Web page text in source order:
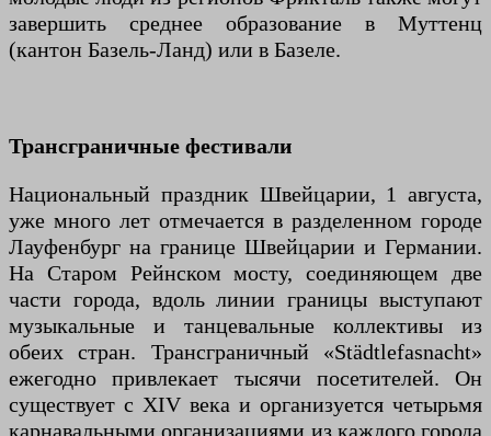
завершить среднее образование в Муттенц
(кантон Базель-Ланд) или в Базеле.
Трансграничные фестивали
Национальный праздник Швейцарии, 1 августа,
уже много лет отмечается в разделенном городе
Лауфенбург на границе Швейцарии и Германии.
На Старом Рейнском мосту, соединяющем две
части города, вдоль линии границы выступают
музыкальные и танцевальные коллективы из
обеих стран. Трансграничный «Städtlefasnacht»
ежегодно привлекает тысячи посетителей. Он
существует с XIV века и организуется четырьмя
карнавальными организациями из каждого города